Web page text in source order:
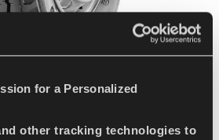
for a Personalized
other tracking technologies to